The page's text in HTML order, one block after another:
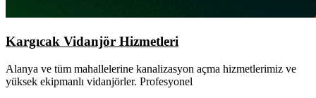
Kargıcak Vidanjör Hizmetleri
Alanya ve tüm mahallelerine kanalizasyon açma hizmetlerimiz ve
yüksek ekipmanlı vidanjörler. Profesyonel